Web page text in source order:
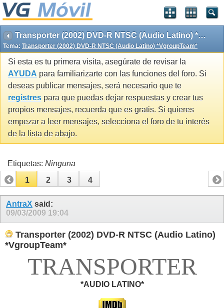
Transporter (2002) DVD-R NTSC (Audio Latino) *VgroupTeam*
Tema: Transporter (2002) DVD-R NTSC (Audio Latino) *VgroupTeam*
Si esta es tu primera visita, asegúrate de revisar la
AYUDA para familiarizarte con las funciones del foro. Si
deseas publicar mensajes, será necesario que te
registres para que puedas dejar respuestas y crear tus
propios mensajes, recuerda que es gratis. Si quieres
empezar a leer mensajes, selecciona el foro de tu interés
de la lista de abajo.
Etiquetas: Ninguna
1
2 3 4
AntraX said:
09/03/2009 19:04
Transporter (2002) DVD-R NTSC (Audio Latino)
*VgroupTeam*
TRANSPORTER
*AUDIO LATINO*